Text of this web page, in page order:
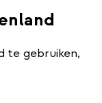
te gebruiken,